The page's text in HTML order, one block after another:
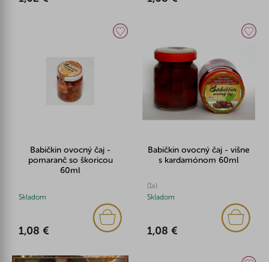
Babičkin ovocný čaj -
pomaranč so škoricou
60ml
Skladom
1,08 €
Babičkin ovocný čaj - višne
s kardamónom 60ml
(1x)
Skladom
1,08 €